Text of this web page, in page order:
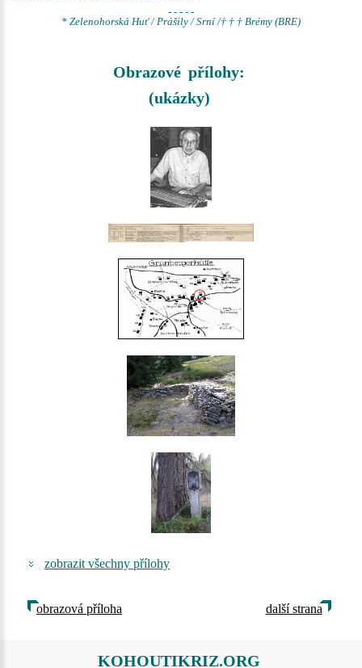
- - - - -
* Zelenohorská Huť / Prášily / Srní /† † † Brémy (BRE)
Obrazové přílohy:
(ukázky)
zobrazit všechny přílohy
obrazová příloha další strana
KOHOUTIKRIZ.ORG